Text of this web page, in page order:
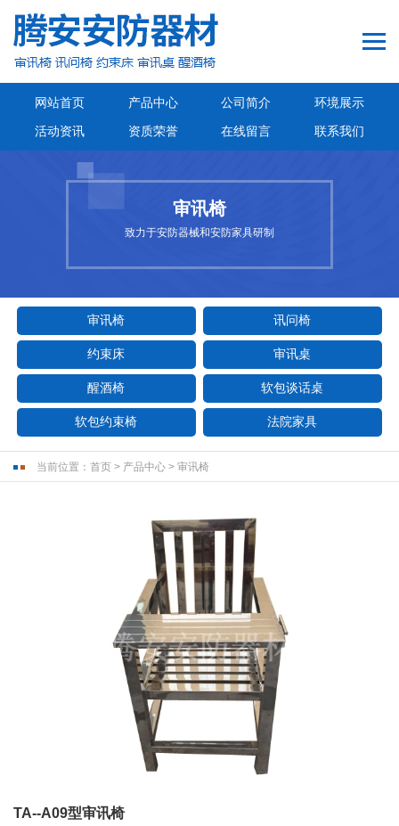
网站首页 产品中心 公司简介
环境展示
活动资讯
资质荣誉 在线留言 联系我们
审讯椅
致力于安防器械和安防家具研制
审讯椅 讯问椅
约束床 审讯桌
醒酒椅 软包谈话桌
软包约束椅 法院家具
当前位置： 首页 > 产品中心 > 审讯椅
TA--A09型审讯椅